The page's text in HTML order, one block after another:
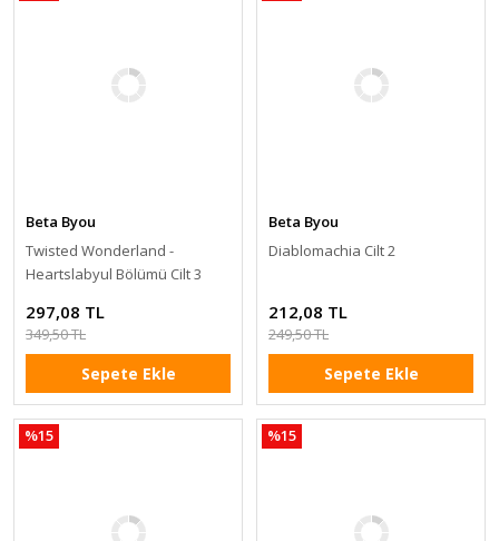
Beta Byou
Twisted Wonderland -
Heartslabyul Bölümü Cilt 3
297,08 TL
349,50 TL
Sepete Ekle
Beta Byou
Diablomachia Cilt 2
212,08 TL
249,50 TL
Sepete Ekle
%15 %15